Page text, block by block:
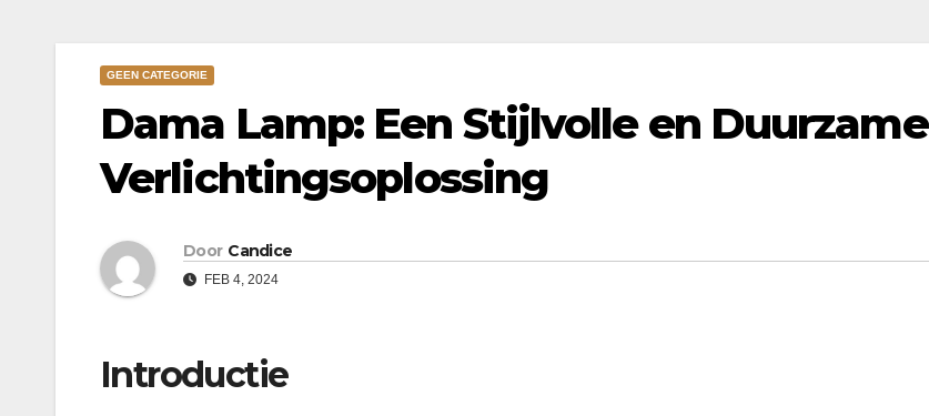
GEEN CATEGORIE
Dama Lamp: Een Stijlvolle en Duurzame
Verlichtingsoplossing
Door Candice
FEB 4, 2024
Introductie